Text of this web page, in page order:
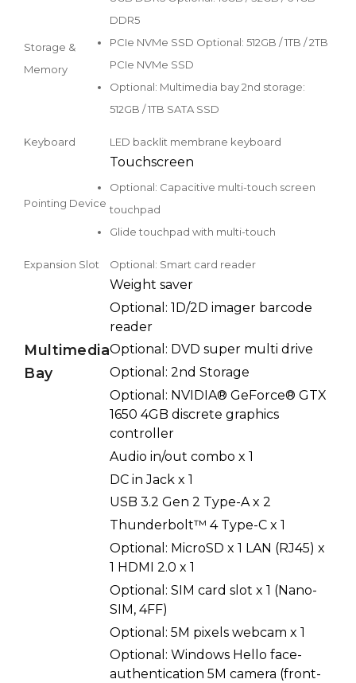
Storage &
Memory
DDR5
PCIe NVMe SSD Optional: 512GB / 1TB / 2TB
PCIe NVMe SSD
Optional: Multimedia bay 2nd storage:
512GB / 1TB SATA SSD
Keyboard LED backlit membrane keyboard
Pointing Device
Touchscreen
Optional: Capacitive multi-touch screen
touchpad
Glide touchpad with multi-touch
Expansion Slot Optional: Smart card reader
Multimedia
Bay
Weight saver
Optional: 1D/2D imager barcode
reader
Optional: DVD super multi drive
Optional: 2nd Storage
Optional: NVIDIA® GeForce® GTX
1650 4GB discrete graphics
controller
Audio in/out combo x 1
DC in Jack x 1
USB 3.2 Gen 2 Type-A x 2
Thunderbolt™ 4 Type-C x 1
Optional: MicroSD x 1 LAN (RJ45) x
1 HDMI 2.0 x 1
Optional: SIM card slot x 1 (Nano-
SIM, 4FF)
Optional: 5M pixels webcam x 1
Optional: Windows Hello face-
authentication 5M camera (front-